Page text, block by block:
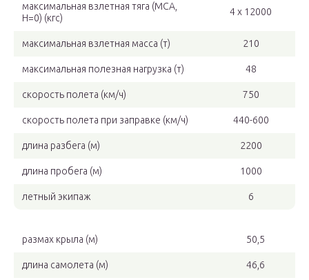
максимальная взлетная тяга (MCA,
H=0) (кгс)
4 х 12000
максимальная взлетная масса (т) 210
максимальная полезная нагрузка (т) 48
скорость полета (км/ч) 750
скорость полета при заправке (км/ч) 440-600
длина разбега (м) 2200
длина пробега (м) 1000
летный экипаж 6
размах крыла (м) 50,5
длина самолета (м) 46,6